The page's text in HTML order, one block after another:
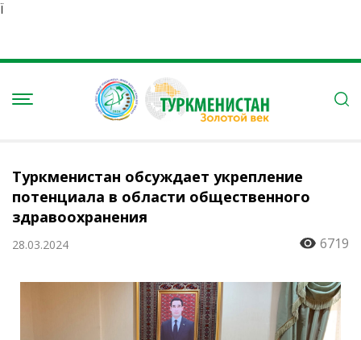
Ï
Туркменистан обсуждает укрепление
потенциала в области общественного
здравоохранения
28.03.2024 6719